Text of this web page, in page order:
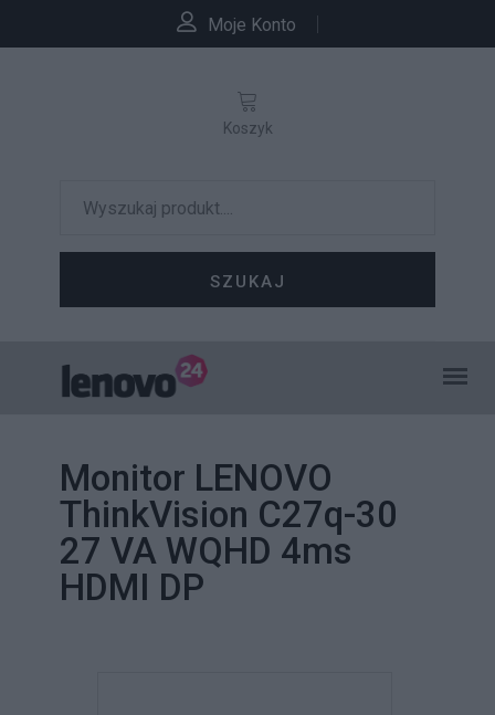
Moje Konto
SZUKAJ
Koszyk
Monitor LENOVO
ThinkVision C27q-30
27 VA WQHD 4ms
HDMI DP